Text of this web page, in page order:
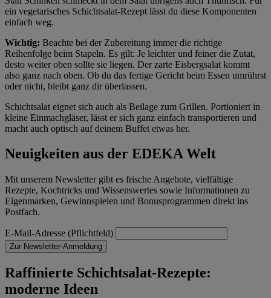
ein vegetarisches Schichtsalat-Rezept lässt du diese Komponenten
einfach weg.
Wichtig: Beachte bei der Zubereitung immer die richtige
Reihenfolge beim Stapeln. Es gilt: Je leichter und feiner die Zutat,
desto weiter oben sollte sie liegen. Der zarte Eisbergsalat kommt
also ganz nach oben. Ob du das fertige Gericht beim Essen umrührst
oder nicht, bleibt ganz dir überlassen.
Schichtsalat eignet sich auch als Beilage zum Grillen. Portioniert in
kleine Einmachgläser, lässt er sich ganz einfach transportieren und
macht auch optisch auf deinem Buffet etwas her.
Neuigkeiten aus der EDEKA Welt
Mit unserem Newsletter gibt es frische Angebote, vielfältige
Rezepte, Kochtricks und Wissenswertes sowie Informationen zu
Eigenmarken, Gewinnspielen und Bonusprogrammen direkt ins
Postfach.
E-Mail-Adresse (Pflichtfeld)
Zur Newsletter-Anmeldung
Raffinierte Schichtsalat-Rezepte:
moderne Ideen